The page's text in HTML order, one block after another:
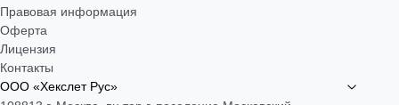
Правовая информация
Оферта
Лицензия
Контакты
ООО «Хекслет Рус»